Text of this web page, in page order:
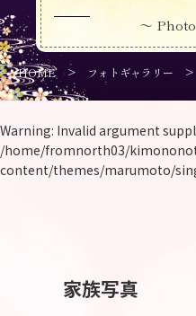
～
HOME > フォトギャラリー >
Warning: Invalid argument
/home/fromnorth03/
content/themes/marumoto/
家族写真